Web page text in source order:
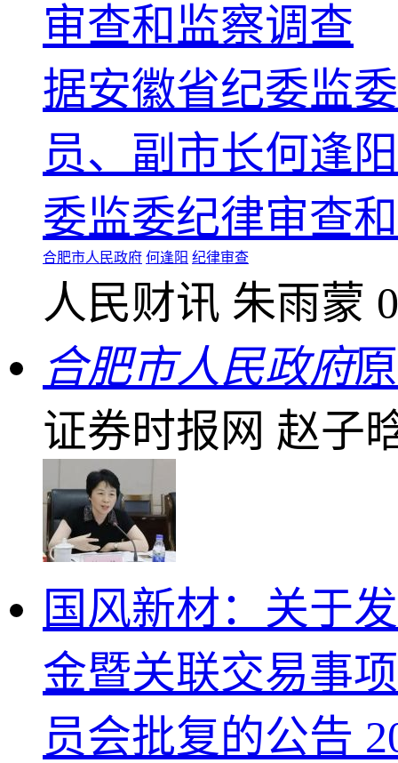
审查和监察调查
据安徽省纪委监
员、副市长何逢
委监委纪律审查
合肥市人民政府 何逢阳 纪律审查
人民财讯 朱雨蒙
合肥市人民政府
证券时报网 赵子
国风新材：关于
金暨关联交易事
员会批复的公告